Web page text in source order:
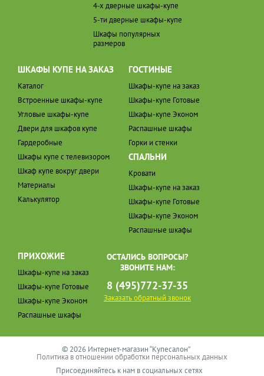
4-х дверные шкафы-купе
5-ти дверные шкафы-купе
Шкафы популярных
размеров
ШКАФЫ КУПЕ НА ЗАКАЗ
Каталог
Встроенные шкафы-купе
Угловые шкафы-купе
Двери для шкафов купе
Гардеробные
Шкафы купе с телевизором
Шкаф купе вокруг двери
Материалы
Калькулятор
ГОСТИНЫЕ
Шкафы-купе на заказ
Шкафы-купе Готовые
Шкафы-купе Эконом
Распашные шкафы
Горки и стенки
СПАЛЬНИ
Кровати
Шкафы-купе на заказ
Шкафы-купе Готовые
Шкафы-купе Эконом
Распашные шкафы
ПРИХОЖИЕ
Шкафы-купе на заказ
Шкафы-купе Готовые
Шкафы-купе Эконом
Распашные шкафы
ОСТАЛИСЬ ВОПРОСЫ?
ЗВОНИТЕ НАМ:
8 (495)772-37-35
Заказать обратный звонок
© 2026 Интернет-магазин “Купесалон”
Политика в отношении обработки персональных данных
Присоединяйтесь к нам в социальных сетях